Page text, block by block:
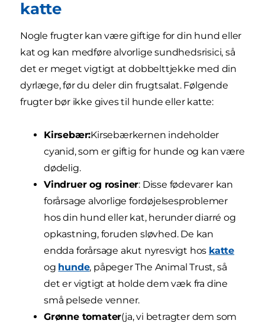
katte
Nogle frugter kan være giftige for din hund eller
kat og kan medføre alvorlige sundhedsrisici, så
det er meget vigtigt at dobbelttjekke med din
dyrlæge, før du deler din frugtsalat. Følgende
frugter bør ikke gives til hunde eller katte:
Kirsebær:Kirsebærkernen indeholder
cyanid, som er giftig for hunde og kan være
dødelig.
Vindruer og rosiner: Disse fødevarer kan
forårsage alvorlige fordøjelsesproblemer
hos din hund eller kat, herunder diarré og
opkastning, foruden sløvhed. De kan
endda forårsage akut nyresvigt hos katte
og hunde, påpeger The Animal Trust, så
det er vigtigt at holde dem væk fra dine
små pelsede venner.
Grønne tomater(ja, vi betragter dem som